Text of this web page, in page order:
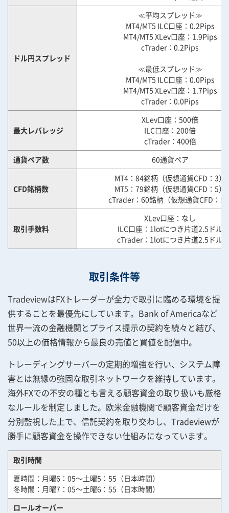
ドル円スプレッド
≪平均スプレッド≫
MT4/MT5 ILC口座：0.2Pips
MT4/MT5 XLev口座：1.9Pips
cTrader：0.2Pips
≪最低スプレッド≫
MT4/MT5 ILC口座：0.0Pips
MT4/MT5 XLev口座：1.7Pips
cTrader：0.0Pips
最大レバレッジ
XLev口座：500倍
ILC口座：200倍
cTrader：400倍
通貨ペア数
60通貨ペア
CFD銘柄数
MT4：84銘柄（仮想通貨CFD：3）
MT5：79銘柄（仮想通貨CFD：5）
cTrader：60銘柄（仮想通貨CFD：5
取引手数料
XLev口座：なし
ILC口座：1lotにつき片道2.5ドル
cTrader：1lotにつき片道2.5ドル
取引条件等
TradeviewはFXトレーダーが全力で取引に臨める環境を提
供することを最優先にしています。Bank of Americaなど
世界一流の金融機関とプライス提示の契約を続々と結び、
50以上の価格情報から最良の売値と買値を配信中。
トレーディングサーバーの定期的増強を行い、システム障
害とは無縁の強固な取引ネットワークを維持しています。
海外FXでの不安の種とも言える顧客資金の取り扱いも厳格
なルールを制定しました。欧米金融機関で顧客資金だけを
分別監視した上で、信託契約を取り交わし、Tradeviewが
勝手に顧客資金を操作できない仕組みになっています。
取引時間
夏時間：月曜6：05～土曜5：55（日本時間）
冬時間：月曜7：05～土曜6：55（日本時間）
ロールオーバー